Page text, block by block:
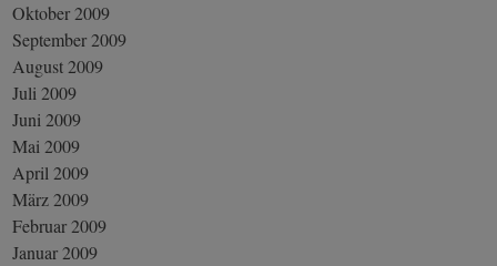
Oktober 2009
September 2009
August 2009
Juli 2009
Juni 2009
Mai 2009
April 2009
März 2009
Februar 2009
Januar 2009